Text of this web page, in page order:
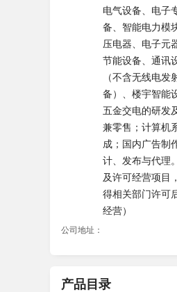
电气设备、电子
备、智能电力模
压电器、电子元
节能设备、通讯
（不含无线电发
备）、楼宇智能
五金交电的研发
兼零售；计算机
成；国内广告制
计、发布与代理
及许可经营项目
得相关部门许可
经营）
公司地址：
产品目录